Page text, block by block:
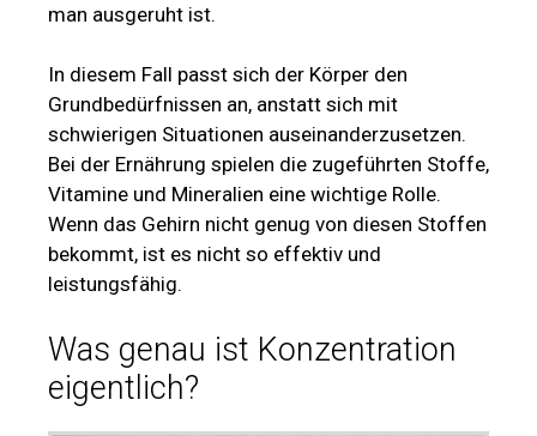
man ausgeruht ist.
In diesem Fall passt sich der Körper den
Grundbedürfnissen an, anstatt sich mit
schwierigen Situationen auseinanderzusetzen.
Bei der Ernährung spielen die zugeführten Stoffe,
Vitamine und Mineralien eine wichtige Rolle.
Wenn das Gehirn nicht genug von diesen Stoffen
bekommt, ist es nicht so effektiv und
leistungsfähig.
Was genau ist Konzentration
eigentlich?